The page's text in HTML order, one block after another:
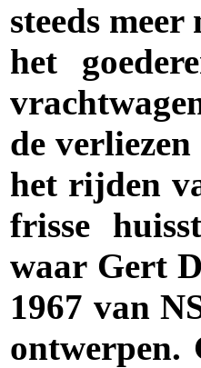
steeds
het
de
het rijden
frisse
waar Gert
1967 van
ontwerpen.